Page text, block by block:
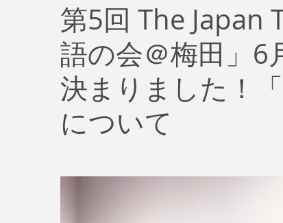
テクノロジー 政治 ビジネス
英語で学ぶ大人の社会科 ライティング Global
第5回 The Japan
語の会＠梅田」6
決まりました！
について